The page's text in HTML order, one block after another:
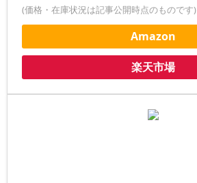
(価格・在庫状況は記事公開時点のものです)
Amazon
楽天市場